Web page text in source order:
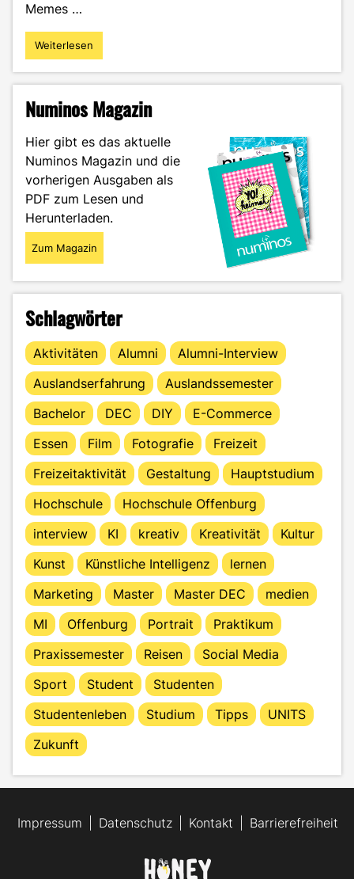
Memes …
"Meme
it
it:
Unternehmen
Memes
in
Social
Media
nutzen
sollten"
Weiterlesen
Numinos Magazin
Hier gibt es das aktuelle
Numinos Magazin und die
vorherigen Ausgaben als
PDF zum Lesen und
Herunterladen.
Zum Magazin
Schlagwörter
Aktivitäten Alumni
Alumni-Interview
Auslandserfahrung
Auslandssemester
Bachelor
DEC DIY
E-Commerce
Essen
Film Fotografie
Freizeit
Freizeitaktivität
Gestaltung
Hauptstudium
Hochschule
Hochschule Offenburg
interview
KI kreativ Kreativität
Kultur
Kunst
Künstliche Intelligenz
lernen
Marketing
Master Master DEC
medien
MI
Offenburg Portrait
Praktikum
Praxissemester
Reisen
Social Media
Sport
Student
Studenten
Studentenleben
Studium Tipps
UNITS
Zukunft
Impressum Datenschutz Kontakt Barrierefreiheit